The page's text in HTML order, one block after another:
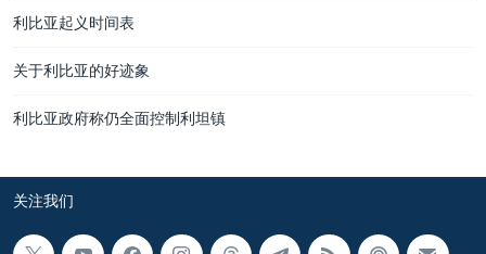
利比亚起义时间表
关于利比亚的好迹象
利比亚政府称仍全面控制利坦镇
关注我们